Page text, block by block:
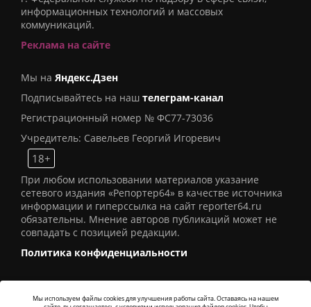
информационных технологий и массовых
коммуникаций.
Реклама на сайте
Мы на Яндекс.Дзен
Подписывайтесь на наш телеграм-канал
Регистрационный номер № ФС77-73036
Учредитель: Савельев Георгий Игоревич
18+
При любом использовании материалов указание
сетевого издания «Репортер64» в качестве источника
информации и гиперссылка на сайт reporter64.ru
обязательны. Мнение авторов публикаций может не
совпадать с позицией редакции.
Политика конфиденциальности
Мы используем файлы cookies для улучшения работы сайта. Оставаясь на нашем